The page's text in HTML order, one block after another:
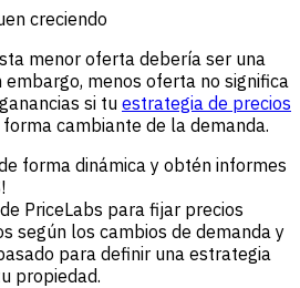
creciendo
menor oferta debería ser una
menos oferta no significa
si tu estrategia de precios
cambiante de la demanda.
forma dinámica y obtén informes
PriceLabs para fijar precios
según los cambios de demanda y
para definir una estrategia
propiedad.